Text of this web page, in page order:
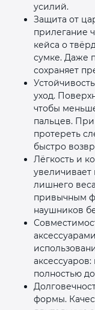
усилий.
Защита от
прилегание
кейса о
сумке. Даже
сохраняет
уход.
чтобы
пальцев. При
протереть
быстро
Лёгкость и
увеличивает
лишнего
привычным
наушников
полностью
формы.